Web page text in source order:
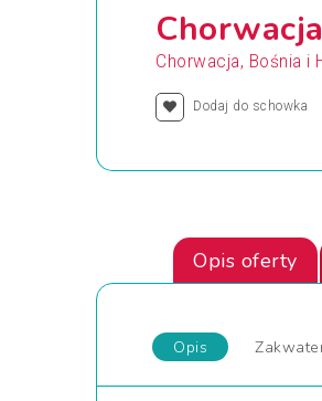
Chorwacja, Bośnia i
Dodaj do schowka
Opis oferty
Opis